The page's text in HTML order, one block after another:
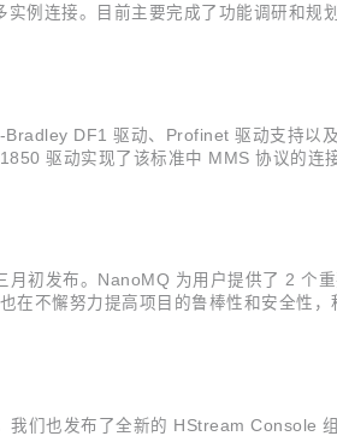
例连接。目前主要完成了功能调研和规
DF1 驱动、Profinet 驱动支持以
驱动实现了该标准中 MMS 协议的连
初发布。NanoMQ 为用户提供了 2 个
不懈努力提高项目的鲁棒性和安全性
们也发布了全新的 HStream Console